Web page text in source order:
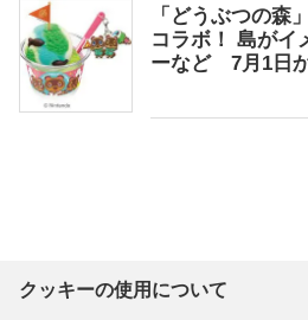
「どうぶつの森
コラボ！ 島がイ
ーなど 7月1日
クッキーの使用について